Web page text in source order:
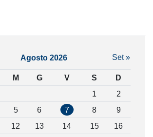
Agosto 2026
M G V S D
Set »
1
2
5 6 7 8
9
12 13 14 15
16